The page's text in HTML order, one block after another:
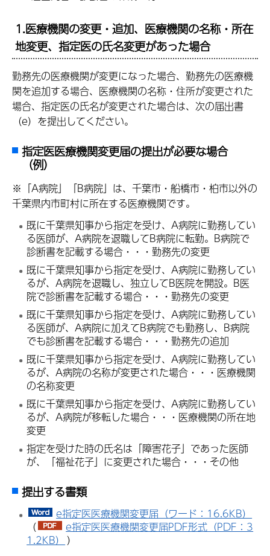
1.医療機関の変更・追加、医療機関の名称・所在
地変更、指定医の氏名変更があった場合
勤務先の医療機関が変更になった場合、勤務先の医療機
関を追加する場合、医療機関の名称・住所が変更された
場合、指定医の氏名が変更された場合は、次の届出書
（e）を提出してください。
指定医医療機関変更届の提出が必要な場合
（例）
※「A病院」「B病院」は、千葉市・船橋市・柏市以外の
千葉県内市町村に所在する医療機関です。
既に千葉県知事から指定を受け、A病院に勤務してい
る医師が、A病院を退職してB病院に転勤。B病院で
診断書を記載する場合・・・勤務先の変更
既に千葉県知事から指定を受け、A病院に勤務してい
るが、A病院を退職し、独立してB医院を開設。B医
院で診断書を記載する場合・・・勤務先の変更
既に千葉県知事から指定を受け、A病院に勤務してい
る医師が、A病院に加えてB病院でも勤務し、B病院
でも診断書を記載する場合・・・勤務先の追加
既に千葉県知事から指定を受け、A病院に勤務してい
るが、A病院の名称が変更された場合・・・医療機関
の名称変更
既に千葉県知事から指定を受け、A病院に勤務してい
るが、A病院が移転した場合・・・医療機関の所在地
変更
指定を受けた時の氏名は「障害花子」であった医師
が、「福祉花子」に変更された場合・・・その他
提出する書類
e指定医医療機関変更届（ワード：16.6KB）
（
e指定医医療機関変更届PDF形式（PDF：3
1.2KB） ）